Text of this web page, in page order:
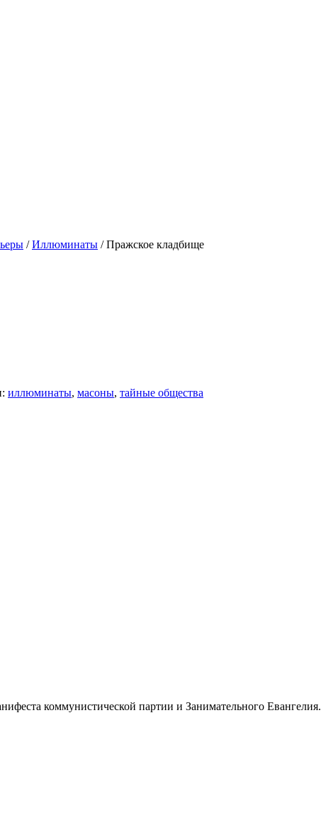
/Иллюминаты / Пражское кладбище
иллюминаты, масоны, тайные общества
коммунистической партии и Занимательного Евангелия.